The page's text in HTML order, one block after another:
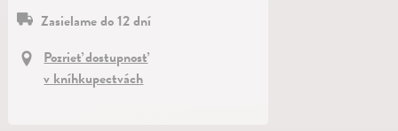
Zasielame do 12 dní
Pozrieť dostupnosť
v kníhkupectvách